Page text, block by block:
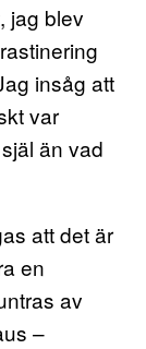
jag blev
insåg att
var
än vad
att det är
en
av
–